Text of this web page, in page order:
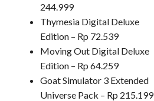
244.999
Thymesia Digital Deluxe
Edition – Rp 72.539
Moving Out Digital Deluxe
Edition – Rp 64.259
Goat Simulator 3 Extended
Universe Pack – Rp 215.199